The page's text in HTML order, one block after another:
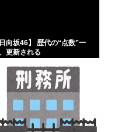
日向坂46】 歴代の“点数”一
更新される